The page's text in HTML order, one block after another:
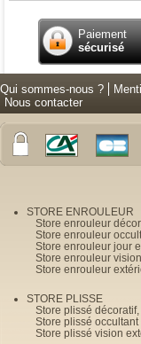
Paiement
sécurisé
Qui sommes-nous ?
Nous contacter
STORE ENROULEUR
Store enrouleur
Store enrouleur
Store enrouleur jour
Store enrouleur
Store enrouleur
STORE PLISSE
Store plissé
Store plissé occultant
Store plissé vision